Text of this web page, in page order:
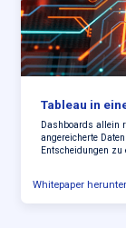
Tableau in
Dashboards allein
angereicherte
Entscheidungen zu
Whitepaper